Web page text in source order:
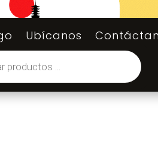
Ubícanos